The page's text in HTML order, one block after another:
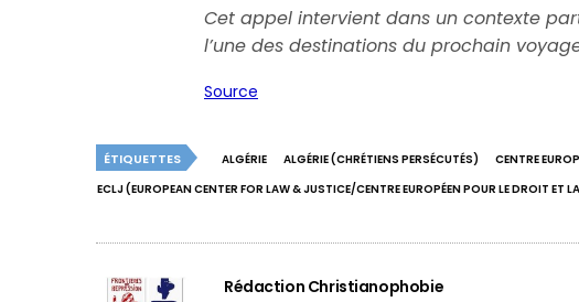
Cet appel intervient dans un contexte
l’une des destinations du prochain
Source
ÉTIQUETTES ALGÉRIE ALGÉRIE (CHRÉTIENS PERSÉCUTÉS)
CENTRE
ECLJ (EUROPEAN CENTER FOR LAW & JUSTICE/CENTRE EUROPÉEN POUR LE DROIT ET
Rédaction Christianophobie